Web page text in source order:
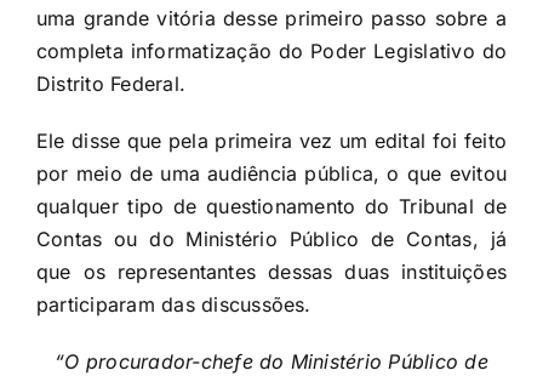
uma grande vitória desse primeiro passo sobre a
completa informatização do Poder Legislativo do
Distrito Federal.
Ele disse que pela primeira vez um edital foi feito
por meio de uma audiência pública, o que evitou
qualquer tipo de questionamento do Tribunal de
Contas ou do Ministério Público de Contas, já
que os representantes dessas duas instituições
participaram das discussões.
“O procurador-chefe do Ministério Público de